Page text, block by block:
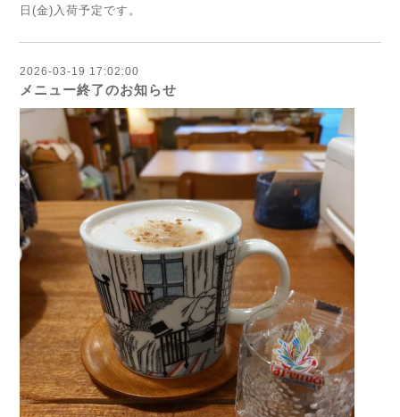
日(金)入荷予定です。
2026-03-19 17:02:00
メニュー終了のお知らせ